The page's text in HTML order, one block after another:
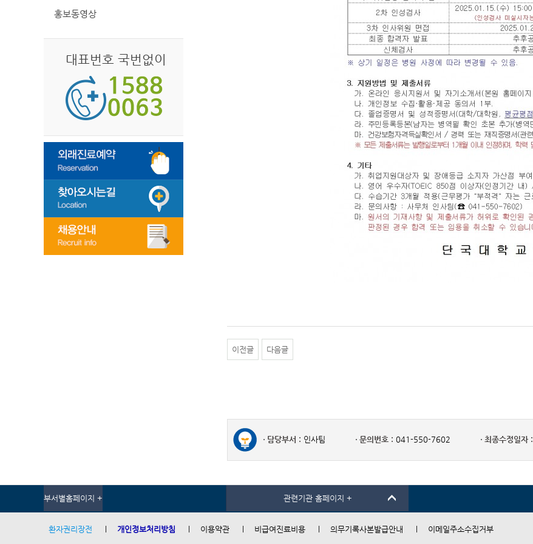
홍보동영상
대표번호 국번없이
이전글 다음글
담당부서 : 인사팀 문의번호 : 041-550-7602 최종수정일자 :
부서별홈페이지 + 관련기관 홈페이지 +
환자권리장전 개인정보처리방침 이용약관 비급여진료비용 의무기록사본발급안내 이메일주소수집거부